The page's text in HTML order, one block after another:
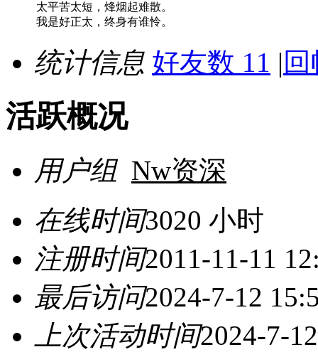
太平苦太短，烽烟起难散。
我是好正太，终身有谁怜。
统计信息 好友数 11 |
活跃概况
用户组 Nw资深
在线时间3020 小时
注册时间2011-11-11
最后访问2024-7-12
上次活动时间2024-7-